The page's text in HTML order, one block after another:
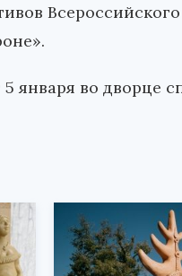
во дворце